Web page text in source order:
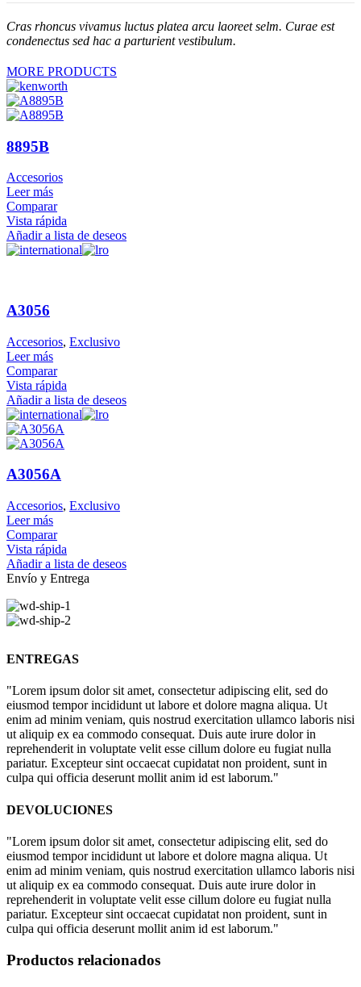
Cras rhoncus vivamus luctus platea arcu laoreet selm. Curae est
condenectus sed hac a parturient vestibulum.
MORE PRODUCTS
8895B
Accesorios
Leer más
Comparar
Vista rápida
Añadir a lista de deseos
A3056
Accesorios, Exclusivo
Leer más
Comparar
Vista rápida
Añadir a lista de deseos
A3056A
Accesorios, Exclusivo
Leer más
Comparar
Vista rápida
Añadir a lista de deseos
Envío y Entrega
ENTREGAS
"Lorem ipsum dolor sit amet, consectetur adipiscing elit, sed do
eiusmod tempor incididunt ut labore et dolore magna aliqua. Ut
enim ad minim veniam, quis nostrud exercitation ullamco laboris nisi
ut aliquip ex ea commodo consequat. Duis aute irure dolor in
reprehenderit in voluptate velit esse cillum dolore eu fugiat nulla
pariatur. Excepteur sint occaecat cupidatat non proident, sunt in
culpa qui officia deserunt mollit anim id est laborum."
DEVOLUCIONES
"Lorem ipsum dolor sit amet, consectetur adipiscing elit, sed do
eiusmod tempor incididunt ut labore et dolore magna aliqua. Ut
enim ad minim veniam, quis nostrud exercitation ullamco laboris nisi
ut aliquip ex ea commodo consequat. Duis aute irure dolor in
reprehenderit in voluptate velit esse cillum dolore eu fugiat nulla
pariatur. Excepteur sint occaecat cupidatat non proident, sunt in
culpa qui officia deserunt mollit anim id est laborum."
Productos relacionados